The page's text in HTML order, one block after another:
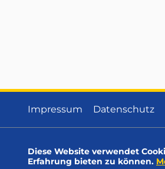
Impressum Datenschutz
Diese Website verwendet
Erfahrung bieten zu können.